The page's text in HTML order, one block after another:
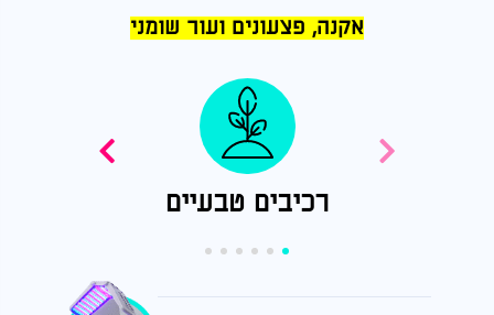
אקנה, פצעונים ועור שומני
רכיביםטבעיים